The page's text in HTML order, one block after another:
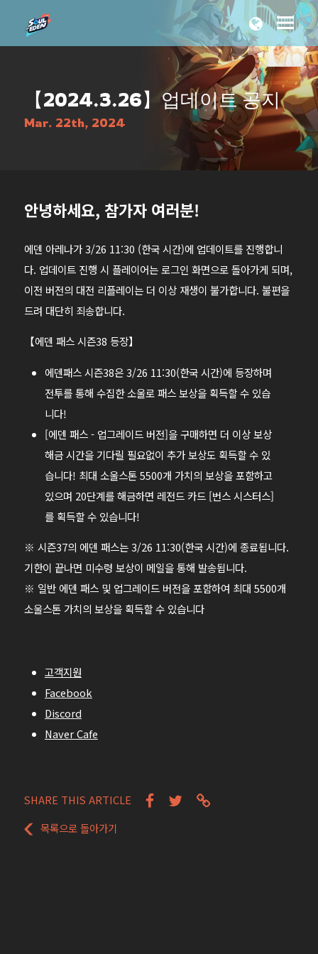
【2024.3.26】업데이트 공지
Mar. 22th, 2024
안녕하세요, 참가자 여러분!
에덴 아레나가 3/26 11:30 (한국 시간)에 업데이트를 진행합니
다. 업데이트 진행 시 플레이어는 로그인 화면으로 돌아가게 되며,
이전 버전의 대전 리플레이는 더 이상 재생이 불가합니다. 불편을
드려 대단히 죄송합니다.
【에덴 패스 시즌38 등장】
에덴패스 시즌38은 3/26 11:30(한국 시간)에 등장하며
전투를 통해 수집한 소울로 패스 보상을 획득할 수 있습
니다!
[에덴 패스 - 업그레이드 버전]을 구매하면 더 이상 보상
해금 시간을 기다릴 필요없이 추가 보상도 획득할 수 있
습니다! 최대 소울스톤 5500개 가치의 보상을 포함하고
있으며 20단계를 해금하면 레전드 카드 [번스 시스터스]
를 획득할 수 있습니다!
※ 시즌37의 에덴 패스는 3/26 11:30(한국 시간)에 종료됩니다.
기한이 끝나면 미수령 보상이 메일을 통해 발송됩니다.
※ 일반 에덴 패스 및 업그레이드 버전을 포함하여 최대 5500개
소울스톤 가치의 보상을 획득할 수 있습니다
고객지원
Facebook
Discord
Naver Cafe
SHARE THIS ARTICLE
목록으로 돌아가기